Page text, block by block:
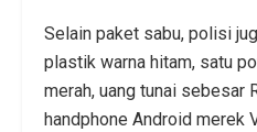
Selain paket sabu, polisi
plastik warna hitam, satu
merah, uang tunai sebesar
handphone Android merek